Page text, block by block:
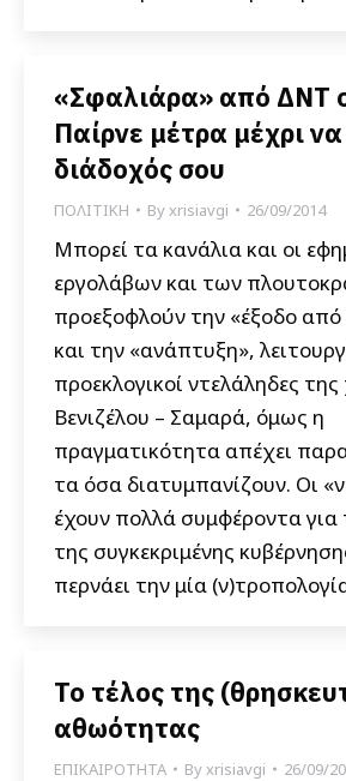
«Σφαλιάρα» από ΔΝΤ
Παίρνε μέτρα μέχρι να
διάδοχός σου
ΠΟΛΙΤΙΚΗ Byxrisiavgi 26/09/2014
Μπορεί τα κανάλια και οι
εργολάβων και των
προεξοφλούν την «έξοδο από
και την «ανάπτυξη»,
προεκλογικοί ντελάληδες
Βενιζέλου – Σαμαρά, όμως η
πραγματικότητα απέχει
τα όσα διατυμπανίζουν. Οι
έχουν πολλά συμφέροντα για
της συγκεκριμένης
περνάει την μία
Το τέλος της
αθωότητας
ΕΠΙΚΑΙΡΟΤΗΤΑ Byxrisiavgi 26/09/